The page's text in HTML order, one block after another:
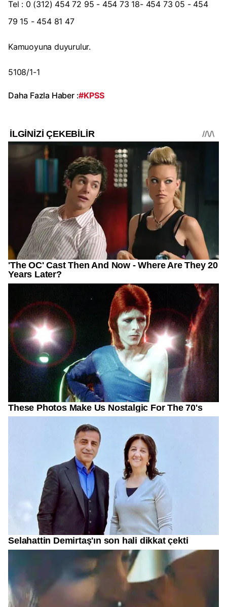
Tel : 0 (312) 454 72 95 - 454 73 18- 454 73 05 - 454
79 15 - 454 81 47
Kamuoyuna duyurulur.
5108/1-1
Daha Fazla Haber :#KPSS